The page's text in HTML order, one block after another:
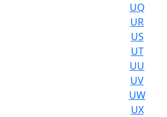
UQ
UR
US
UT
UU
UV
UW
UX